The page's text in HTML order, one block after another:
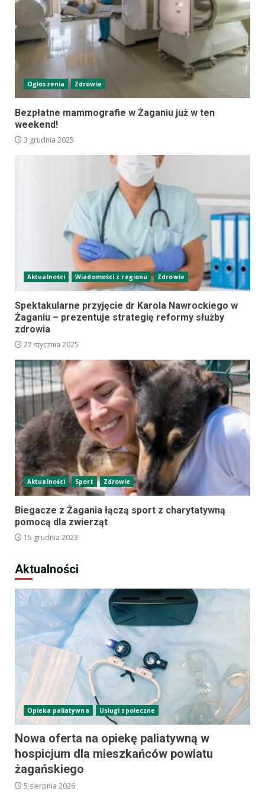
Ogłoszenia Zdrowie
Bezpłatne mammografie w Żaganiu już w ten
weekend!
3 grudnia 2025
Aktualności Wiadomości z regionu Zdrowie
Spektakularne przyjęcie dr Karola Nawrockiego w
Żaganiu – prezentuje strategię reformy służby
zdrowia
27 stycznia 2025
Aktualności Sport Zdrowie
Biegacze z Żagania łączą sport z charytatywną
pomocą dla zwierząt
15 grudnia 2023
Aktualności
Opieka paliatywna Usługi społeczne
Nowa oferta na opiekę paliatywną w
hospicjum dla mieszkańców powiatu
żagańskiego
5 sierpnia 2026